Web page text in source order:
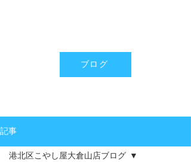
ブログ
記事
港北区こやし屋大倉山店ブログ